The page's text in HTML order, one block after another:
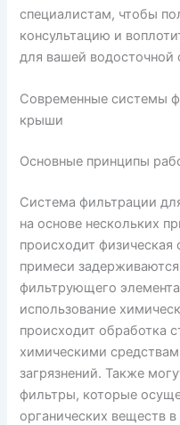
специалистам, чтобы
консультацию и
для вашей водосточной
Современные системы
крыши
Основные принципы
Система фильтрации
на основе нескольких
происходит
примеси
фильтрующего
использование
происходит обработка
химическими
загрязнений. Также
фильтры, которые
органических веществ